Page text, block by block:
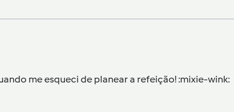
me esqueci de planear a refeição! :mixie-wink: